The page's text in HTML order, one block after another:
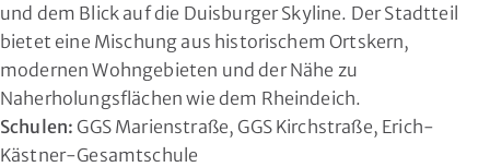
und dem Blick auf die Duisburger Skyline. Der Stadtteil
bietet eine Mischung aus historischem Ortskern,
modernen Wohngebieten und der Nähe zu
Naherholungsflächen wie dem Rheindeich.
Schulen: GGS Marienstraße, GGS Kirchstraße, Erich-
Kästner-Gesamtschule